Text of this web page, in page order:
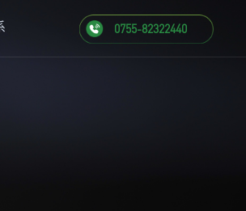
0755-82322440